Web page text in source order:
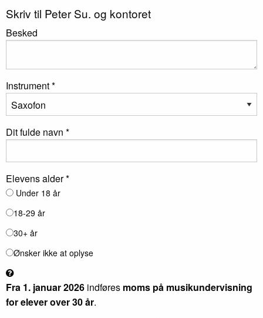
Skriv til Peter Su. og kontoret
Besked
Instrument *
Dit fulde navn *
Elevens alder *
Under 18 år
18-29 år
30+ år
Ønsker ikke at oplyse
Fra 1. januar 2026 indføres moms på musikundervisning
for elever over 30 år.